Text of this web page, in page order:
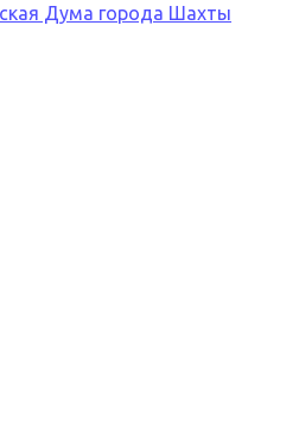
Дума города Шахты